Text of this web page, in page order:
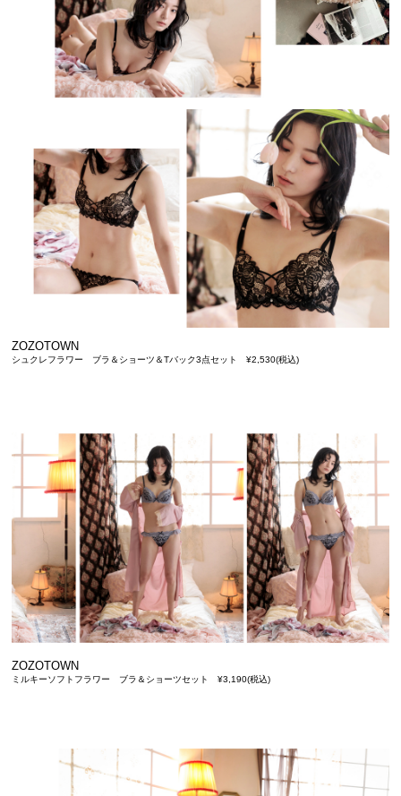
ZOZOTOWN
シュクレフラワー ブラ＆ショーツ＆Tバック3点セット ¥2,530(税込)
ZOZOTOWN
ミルキーソフトフラワー ブラ＆ショーツセット ¥3,190(税込)